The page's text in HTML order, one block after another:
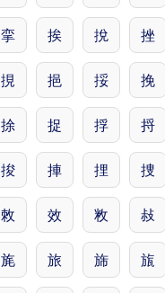
挛 挨 挩 挫
挸 挹 挼 挽
捈 捉 捊 捋
捘 捙 捚 捜
敇 效 敉 敊
旄 旅 旆 旊